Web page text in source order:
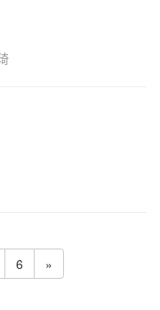
6 »